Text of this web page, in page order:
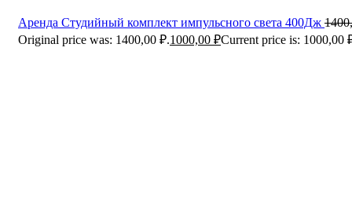
Аренда Студийный комплект импульсного света 400Дж
Original price was: 1400,00 ₽.1000,00 ₽Current price is: 1000,00